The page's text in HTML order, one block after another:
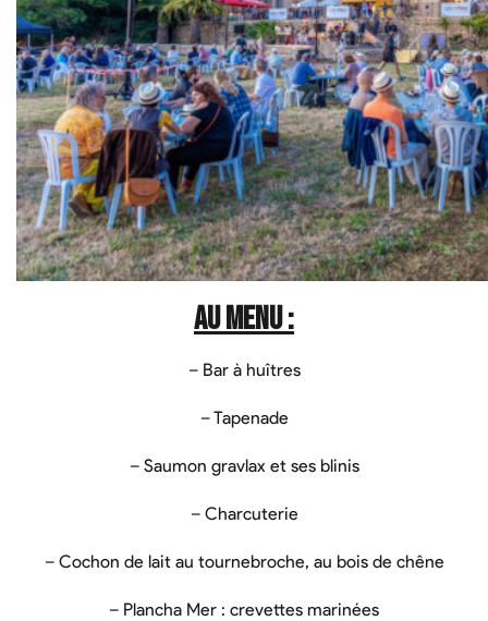
Au menu :
– Bar à huîtres
– Tapenade
– Saumon gravlax et ses blinis
– Charcuterie
– Cochon de lait au tournebroche, au bois de chêne
– Plancha Mer : crevettes marinées